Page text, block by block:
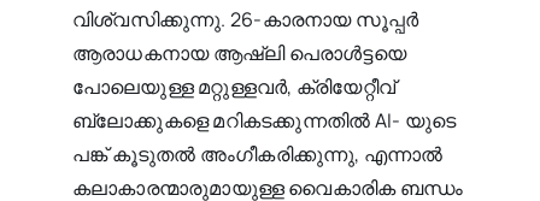
വിശ്വസിക്കുന്നു. 26-കാരനായ സൂപ്പർ
ആരാധകനായ ആഷ്‌ലി പെരാൾട്ടയെ
പോലെയുള്ള മറ്റുള്ളവർ, ക്രിയേറ്റീവ്
ബ്ലോക്കുകളെ മറികടക്കുന്നതിൽ AI- യുടെ
പങ്ക് കൂടുതൽ അംഗീകരിക്കുന്നു, എന്നാൽ
കലാകാരന്മാരുമായുള്ള വൈകാരിക ബന്ധം